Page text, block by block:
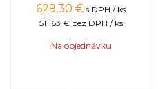
629,30 € s DPH / ks
511,63 € bez DPH / ks
Na objednávku